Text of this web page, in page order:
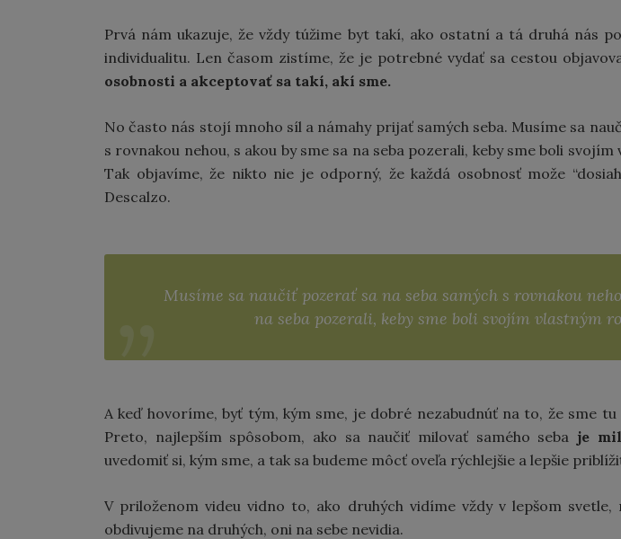
Prvá nám ukazuje, že vždy túžime byt takí, ako ostatní a tá druhá nás
individualitu. Len časom zistíme, že je potrebné vydať sa cestou
osobnosti a akceptovať sa takí, akí sme.
No často nás stojí mnoho síl a námahy prijať samých seba. Musíme sa
s rovnakou nehou, s akou by sme sa na seba pozerali, keby sme boli
Tak objavíme, že nikto nie je odporný, že každá osobnosť može
Descalzo.
Musíme sa naučiť pozerať sa na seba samých s rovnakou
na seba pozerali, keby sme boli svojím vlastným
A keď hovoríme, byť tým, kým sme, je dobré nezabudnúť na to, že sme
Preto, najlepším spôsobom, ako sa naučiť milovať samého seba je
uvedomiť si, kým sme, a tak sa budeme môcť oveľa rýchlejšie a lepšie
V priloženom videu vidno to, ako druhých vidíme vždy v lepšom svetle,
obdivujeme na druhých, oni na sebe nevidia.